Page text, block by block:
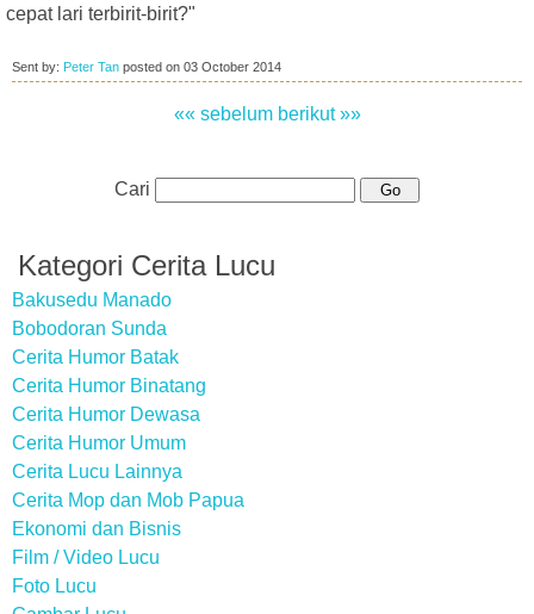
cepat lari terbirit-birit?"
Sent by: Peter Tan posted on 03 October 2014
«« sebelum berikut »»
Cari
Kategori Cerita Lucu
Bakusedu Manado
Bobodoran Sunda
Cerita Humor Batak
Cerita Humor Binatang
Cerita Humor Dewasa
Cerita Humor Umum
Cerita Lucu Lainnya
Cerita Mop dan Mob Papua
Ekonomi dan Bisnis
Film / Video Lucu
Foto Lucu